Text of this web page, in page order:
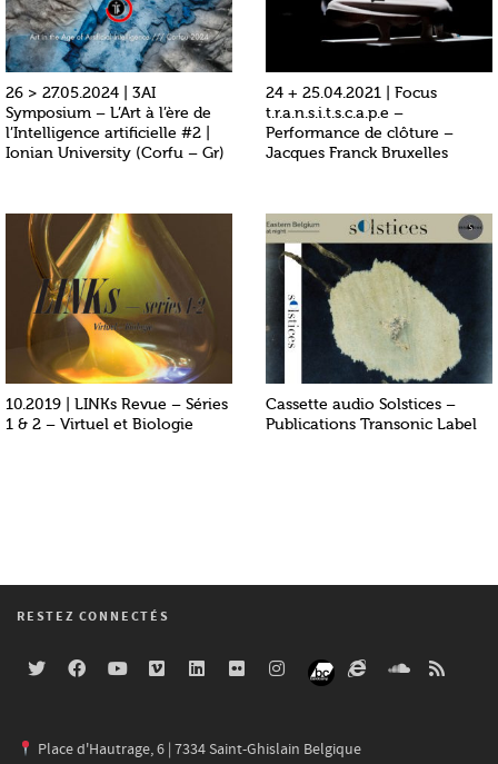
26 > 27.05.2024 | 3AI
Symposium – L’Art à l’ère de
l’Intelligence artificielle #2 |
Ionian University (Corfu – Gr)
24 + 25.04.2021 | Focus
t.r.a.n.s.i.t.s.c.a.p.e –
Performance de clôture –
Jacques Franck Bruxelles
10.2019 | LINKs Revue – Séries
1 & 2 – Virtuel et Biologie
Cassette audio Solstices –
Publications Transonic Label
RESTEZ CONNECTÉS
Place d'Hautrage, 6 | 7334 Saint-Ghislain Belgique